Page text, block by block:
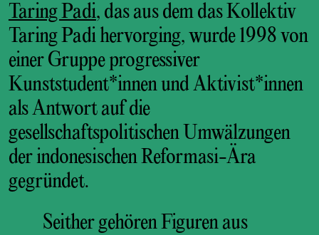
Taring Padi, das aus dem das Kollektiv
Taring Padi hervorging, wurde 1998 von
einer Gruppe progressiver
Kunststudent*innen und Aktivist*innen
als Antwort auf die
gesellschaftspolitischen Umwälzungen
der indonesischen Reformasi-Ära
gegründet.
Seither gehören Figuren aus